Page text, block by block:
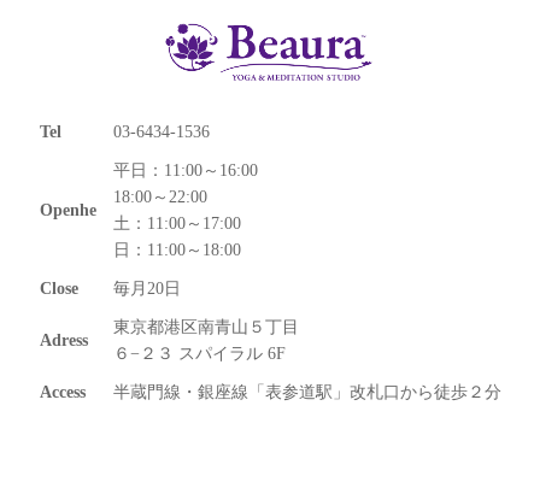
Tel 03-6434-1536
Openhe
平日：11:00～16:00
18:00～22:00
土：11:00～17:00
日：11:00～18:00
Close 毎月20日
Adress
東京都港区南青山５丁目
６−２３ スパイラル 6F
Access 半蔵門線・銀座線「表参道駅」改札口から徒歩２分